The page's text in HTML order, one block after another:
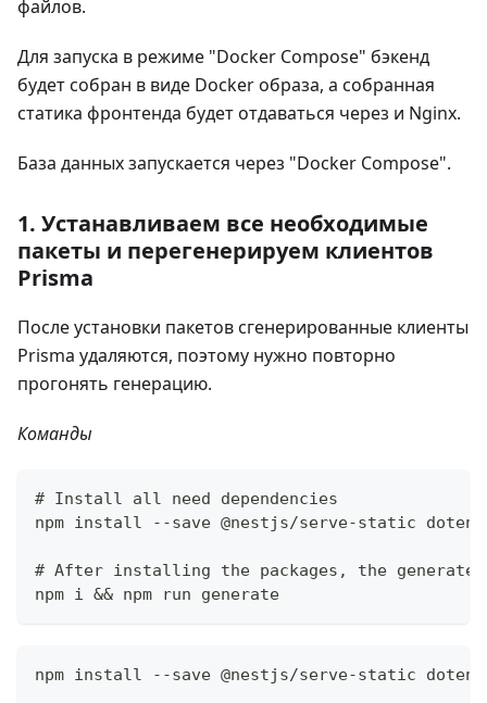
файлов.
Для запуска в режиме "Docker Compose" бэкенд
будет собран в виде Docker образа, а собранная
статика фронтенда будет отдаваться через и Nginx.
База данных запускается через "Docker Compose".
1. Устанавливаем все необходимые
пакеты и перегенерируем клиентов
Prisma
После установки пакетов сгенерированные клиенты
Prisma удаляются, поэтому нужно повторно
прогонять генерацию.
Команды
# Install all need dependencies
npm install --save @nestjs/serve-static
# After installing the packages, the
npm i && npm run generate
npm install --save @nestjs/serve-static